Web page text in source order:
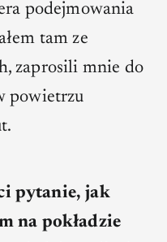
podejmowania
tam ze
zaprosili mnie do
powietrzu
pytanie, jak
na pokładzie